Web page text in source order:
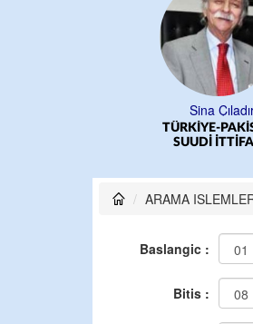
Sina
TÜRKİYE-
SUUDİ
ARAMA
Baslangic :
Bitis :